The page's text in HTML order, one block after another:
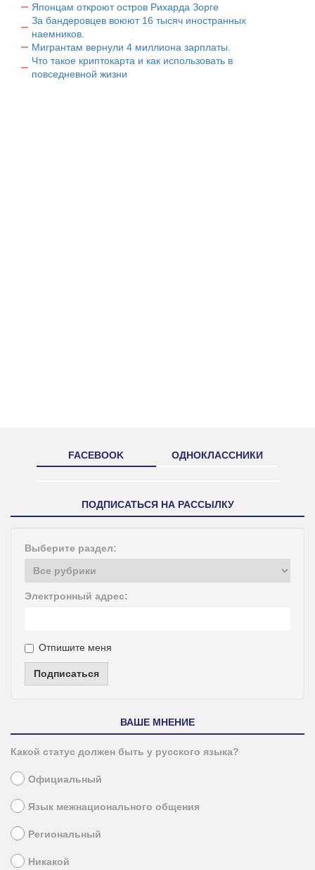
Японцам откроют остров Рихарда Зорге
За бандеровцев воюют 16 тысяч иностранных
наемников.
Мигрантам вернули 4 миллиона зарплаты.
Что такое криптокарта и как использовать в
повседневной жизни
FACEBOOK ОДНОКЛАССНИКИ
ПОДПИСАТЬСЯ НА РАССЫЛКУ
Выберите раздел:
Электронный адрес:
Отпишите меня
Подписаться
ВАШЕ МНЕНИЕ
Какой статус должен быть у русского языка?
Официальный
Язык межнационального общения
Региональный
Никакой